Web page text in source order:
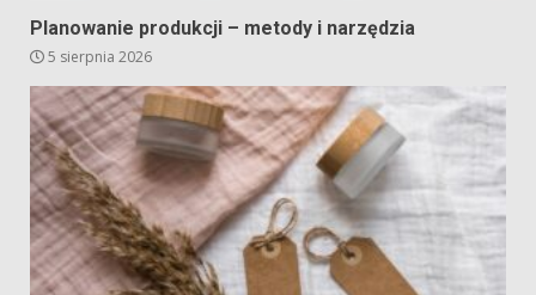
Planowanie produkcji – metody i narzędzia
5 sierpnia 2026